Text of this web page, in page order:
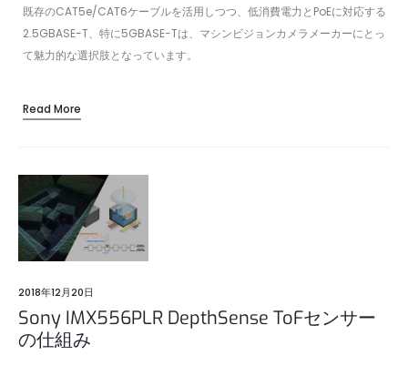
既存のCAT5e/CAT6ケーブルを活用しつつ、低消費電力とPoEに対応する
2.5GBASE-T、特に5GBASE-Tは、マシンビジョンカメラメーカーにとっ
て魅力的な選択肢となっています。
Read More
2018年12月20日
Sony IMX556PLR DepthSense ToFセンサー
の仕組み